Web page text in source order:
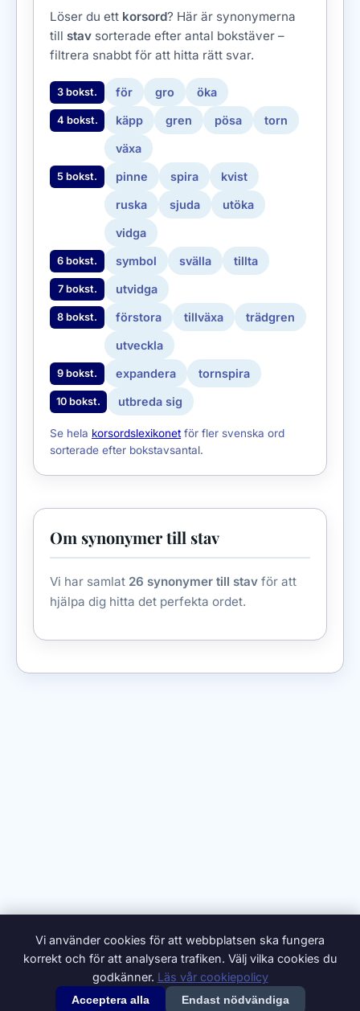
Löser du ett korsord? Här är synonymerna
till stav sorterade efter antal bokstäver –
filtrera snabbt för att hitta rätt svar.
3 bokst. för gro öka
4 bokst. käpp gren pösa torn
växa
5 bokst. pinne spira kvist
ruska sjuda utöka
vidga
6 bokst. symbol svälla tillta
7 bokst. utvidga
8 bokst. förstora tillväxa trädgren
utveckla
9 bokst. expandera tornspira
10 bokst. utbreda sig
Se hela korsordslexikonet för fler svenska ord
sorterade efter bokstavsantal.
Om synonymer till stav
Vi har samlat 26 synonymer till stav för att
hjälpa dig hitta det perfekta ordet.
Vi använder cookies för att webbplatsen ska fungera
korrekt och för att analysera trafiken. Välj vilka cookies du
godkänner. Läs vår cookiepolicy
Acceptera alla Endast nödvändiga